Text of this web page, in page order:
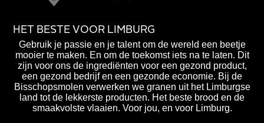
HET BESTE VOOR LIMBURG
Gebruik je passie en je talent om de wereld een beetje
mooier te maken. En om de toekomst iets na te laten. Dit
zijn voor ons de ingrediënten voor een gezond product,
een gezond bedrijf en een gezonde economie. Bij de
Bisschopsmolen verwerken we granen uit het Limburgse
land tot de lekkerste producten. Het beste brood en de
smaakvolste vlaaien. Voor jou, en voor Limburg.